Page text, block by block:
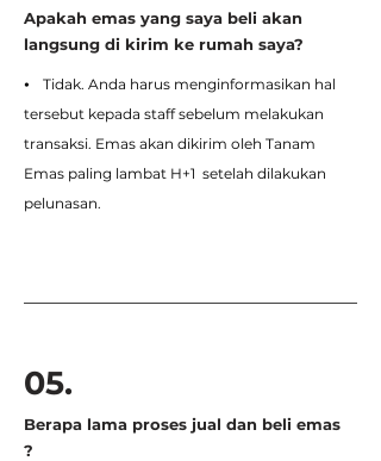
Apakah emas yang saya beli akan
langsung di kirim ke rumah saya?
⦁ Tidak. Anda harus menginformasikan hal
tersebut kepada staff sebelum melakukan
transaksi. Emas akan dikirim oleh Tanam
Emas paling lambat H+1 setelah dilakukan
pelunasan.
05.
Berapa lama proses jual dan beli emas
?